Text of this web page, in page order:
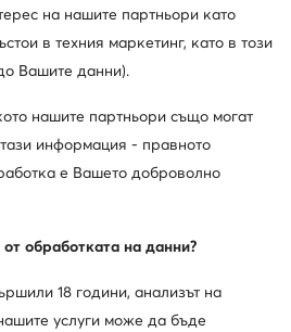
на нашите партньори като
в техния маркетинг, като в този
Вашите данни).
нашите партньори също могат
информация - правното
е Вашето доброволно
обработката на данни?
18 години, анализът на
услуги може да бъде